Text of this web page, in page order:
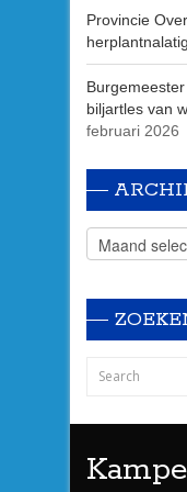
Provincie
biljartles van
februari 2026